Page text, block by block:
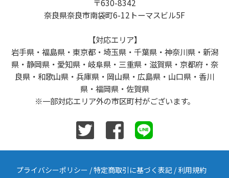
〒630-8342
奈良県奈良市南袋町6-12トーマスビル5F
【対応エリア】
岩手県・福島県・東京都・埼玉県・千葉県・神奈川県・新潟
県・静岡県・愛知県・岐阜県・三重県・滋賀県・京都府・奈
良県・和歌山県・兵庫県・岡山県・広島県・山口県・香川
県・福岡県・佐賀県
※一部対応エリア外の市区町村がございます。
プライバシーポリシー /特定商取引に基づく表記 /利用規約